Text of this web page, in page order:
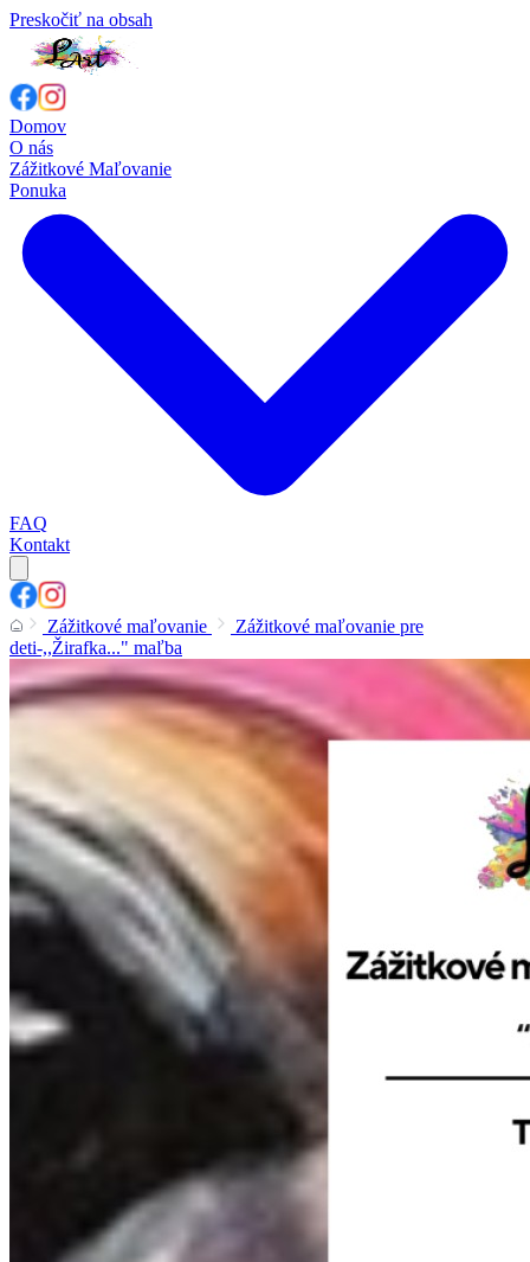
Preskočiť na obsah
Domov
O nás
Zážitkové Maľovanie
Ponuka
FAQ
Kontakt
Zážitkové maľovanie
Zážitkové maľovanie pre
deti-,,Žirafka..." maľba